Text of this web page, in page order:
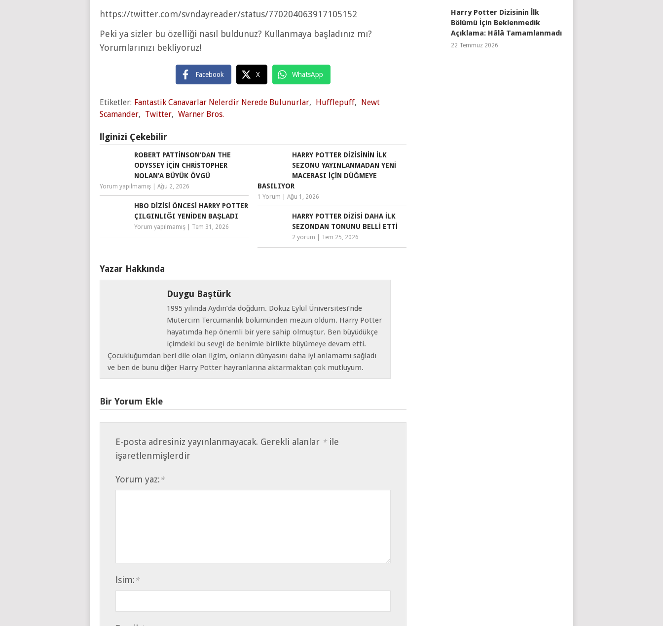
https://twitter.com/svndayreader/status/770204063917105152
Peki ya sizler bu özelliği nasıl buldunuz? Kullanmaya başladınız mı?
Yorumlarınızı bekliyoruz!
Facebook X WhatsApp
Etiketler: Fantastik Canavarlar Nelerdir Nerede Bulunurlar, Hufflepuff, Newt
Scamander, Twitter, Warner Bros.
İlginizi Çekebilir
ROBERT PATTINSON’DAN THE
ODYSSEY IÇIN CHRISTOPHER
NOLAN’A BÜYÜK ÖVGÜ
Yorum yapılmamış Ağu 2, 2026
HARRY POTTER DIZISININ İLK
SEZONU YAYINLANMADAN YENI
MACERASI IÇIN DÜĞMEYE
BASILIYOR
1 Yorum |Ağu 1, 2026
HBO DIZISI ÖNCESI HARRY POTTER
ÇILGINLIĞI YENIDEN BAŞLADI
Yorum yapılmamış Tem 31, 2026
HARRY POTTER DIZISI DAHA İLK
SEZONDAN TONUNU BELLI ETTI
2 yorum Tem 25, 2026
Yazar Hakkında
Duygu Baştürk
1995 yılında Aydın’da doğdum. Dokuz Eylül Üniversitesi’nde
Mütercim Tercümanlık bölümünden mezun oldum. Harry Potter
hayatımda hep önemli bir yere sahip olmuştur. Ben büyüdükçe
içimdeki bu sevgi de benimle birlikte büyümeye devam etti.
Çocukluğumdan beri dile olan ilgim, onların dünyasını daha iyi anlamamı sağladı
ve ben de bunu diğer Harry Potter hayranlarına aktarmaktan çok mutluyum.
Bir Yorum Ekle
E-posta adresiniz yayınlanmayacak. Gerekli alanlar *ile
işaretlenmişlerdir
Yorum yaz: *
İsim: *
Harry Potter Dizisinin İlk
Bölümü İçin Beklenmedik
Açıklama: Hâlâ Tamamlanmadı
22 Temmuz 2026